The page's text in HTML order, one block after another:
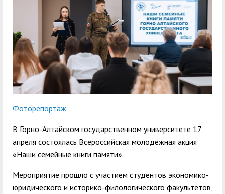
Фоторепортаж
В Горно-Алтайском государственном университете 17
апреля состоялась Всероссийская молодежная акция
«Наши семейные книги памяти».
Мероприятие прошло с участием студентов экономико-
юридического и историко-филологического факультетов,